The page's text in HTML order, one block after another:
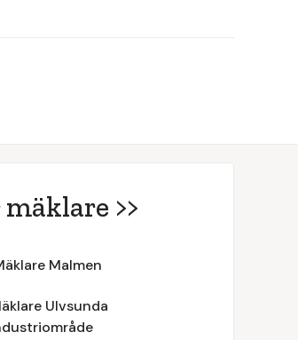
>>
Malmen
Ulvsunda